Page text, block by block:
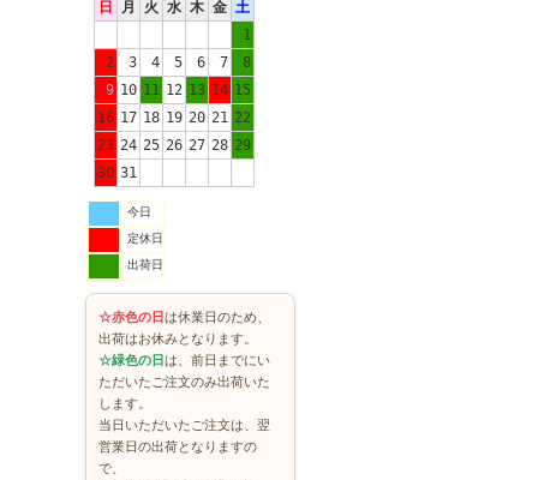
日
月 火 水 木 金 土
1
2
3 4 5 6 7
8
9 10 11 12 13 14 15
16 17 18 19 20 21 22
23 24 25 26 27 28 29
30 31
今日
定休日
出荷日
☆赤色の日は休業日のため、
出荷はお休みとなります。
☆緑色の日は、前日までにい
ただいたご注文のみ出荷いた
します。
当日いただいたご注文は、翌
営業日の出荷となりますの
で、